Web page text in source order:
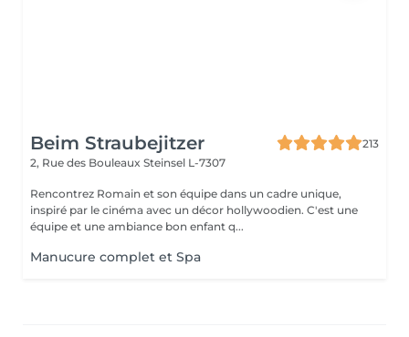
Beim Straubejitzer
213
2, Rue des Bouleaux Steinsel L-7307
Rencontrez Romain et son équipe dans un cadre unique,
inspiré par le cinéma avec un décor hollywoodien. C'est une
équipe et une ambiance bon enfant q...
Manucure complet et Spa